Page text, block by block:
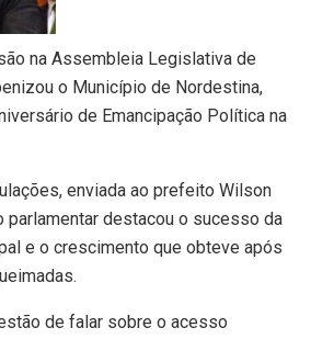
na Assembleia Legislativa de
o Município de Nordestina,
de Emancipação Política na
enviada ao prefeito Wilson
parlamentar destacou o sucesso da
e o crescimento que obteve após
de falar sobre o acesso